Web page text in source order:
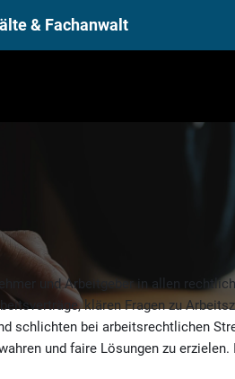
& Fachanwalt
und Arbeitgeber in allen
klären Fragen zu
schlichten bei arbeitsrechtlichen
und faire Lösungen zu erzielen.